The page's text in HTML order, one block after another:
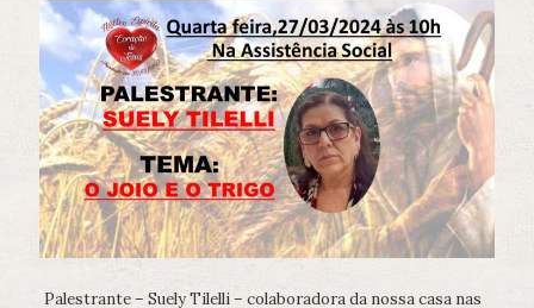
Palestrante – Suely Tilelli – colaboradora da nossa casa nas